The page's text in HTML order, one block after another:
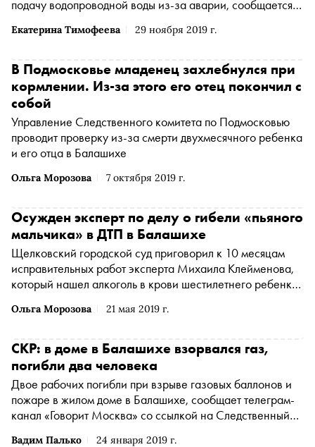
Екатерина Тимофеева 29 ноября 2019 г.
подачу водопроводной воды из-за аварии, сообщается в
«ВКонтакте». Пользователи соцсетей, а также телеграм-
хлора
Ольга Морозова 7 октября 2019 г.
В Подмосковье младенец захлебнулся при
кормлении. Из-за этого его отец покончил с
собой
Управление Следственного комитета по Подмосковью
проводит проверку из-за смерти двухмесячного ребенка
и его отца в Балашихе
Ольга Морозова 21 мая 2019 г.
Осужден эксперт по делу о гибели «пьяного
мальчика» в ДТП в Балашихе
Щелковский городской суд приговорил к 10 месяцам
исправительных работ эксперта Михаила Клейменова,
который нашел алкоголь в крови шестилетнего ребенка,
Балашихе в 2017 году
Вадим Палько 24 января 2019 г.
СКР: в доме в Балашихе взорвался газ,
погибли два человека
Двое рабочих погибли при взрыве газовых баллонов и
пожаре в жилом доме в Балашихе, сообщает телеграм-
канал «Говорит Москва» со ссылкой на Следственный